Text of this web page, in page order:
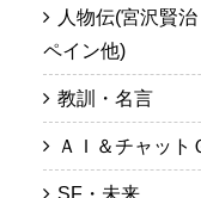
人物伝(宮沢賢
ペイン他)
教訓・名言
ＡＩ＆チャット